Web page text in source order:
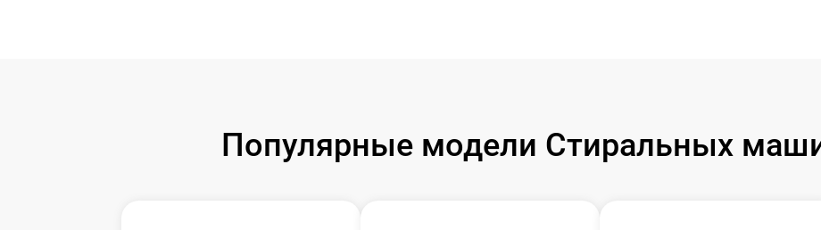
Популярные модели Стиральных